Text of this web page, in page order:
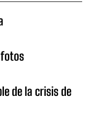
de la crisis de